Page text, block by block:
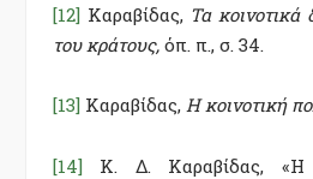
[12] Καραβίδας, Τα κοινοτικά
του κράτους, όπ. π., σ. 34.
[13] Καραβίδας, Η κοινοτική
[14] Κ. Δ. Καραβίδας, «Η